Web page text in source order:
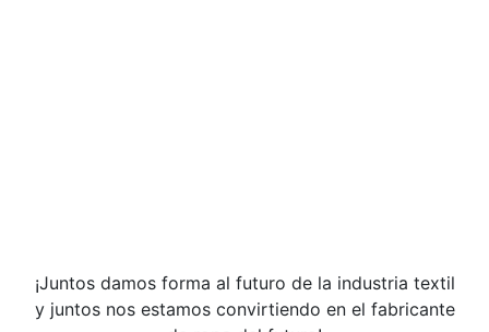
¡Juntos damos forma al futuro de la industria textil
y juntos nos estamos convirtiendo en el fabricante